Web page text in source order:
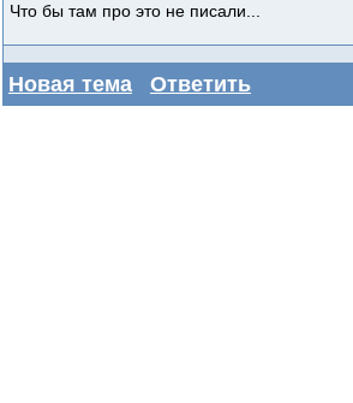
Что бы там про это не писали...
Новая тема Ответить